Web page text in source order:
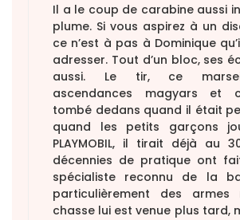
Il a le coup de carabine aussi
plume. Si vous aspirez à un
ce n’est à pas à Dominique
adresser. Tout d’un bloc, ses
aussi. Le tir, ce
ascendances magyars et
tombé dedans quand il était
quand les petits garçons
PLAYMOBIL, il tirait déjà au
décennies de pratique ont
spécialiste reconnu de la
particulièrement des armes
chasse lui est venue plus tard,